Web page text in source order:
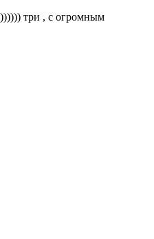
три , с огромным